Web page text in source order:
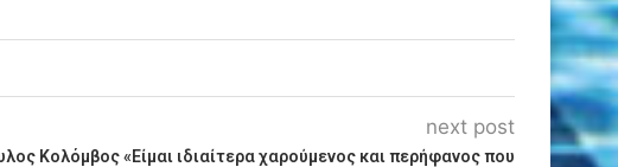
next post
Κολόμβος «Είμαι ιδιαίτερα χαρούμενος και περήφανος που